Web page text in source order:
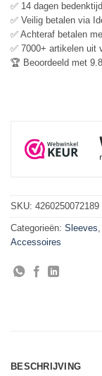
✅ 14 dagen
✅ Veilig betalen via
✅ Achteraf betalen
✅ 7000+ artikelen uit
🏆 Beoordeeld met
SKU: 4260250072189
Categorieën: Sleeves,
Accessoires
BESCHRIJVING